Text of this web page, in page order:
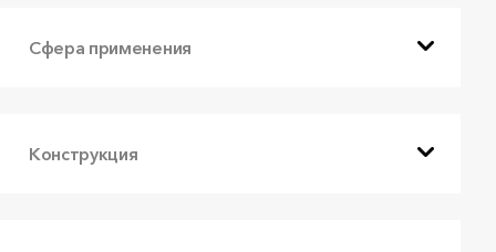
Сфера применения
Конструкция